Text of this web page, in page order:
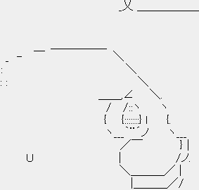
＿＿＿＿
＼ _, イ
＼ ＿＿
: : : ＼ ＿ヌ
: ＿＿,∠ ＼. _,イ
: / /::ヽ ヽ ￣￣
: : { {:::::::} l
___｀¨´ノ ヽ___
: : : ／￣
: : Ｕ | /
＼＿＿＿／ |
: : |＿＿＿／/